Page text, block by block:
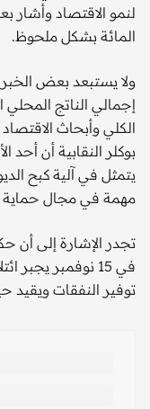
المائة بشكل ملحوظ.
ولا يستبعد بعض
إجمالي الناتج
الكلي وأبحاث
بوكلر النقابية أن أحد
يتمثل في آلية كبح
مهمة في مجال حماية
تجدر الإشارة إلى أن
في 15 نوفمبر
توفير النفقات ويقيد